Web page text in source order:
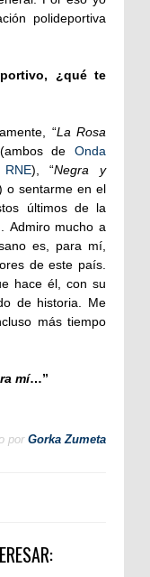
polideportiva
¿qué te
“La Rosa
deOnda
RNE), “Negra y
o sentarme en el
últimos de la
Admiro mucho a
es, para mí,
de este país.
hace él, con su
de historia. Me
más tiempo
mí…”
por Gorka Zumeta